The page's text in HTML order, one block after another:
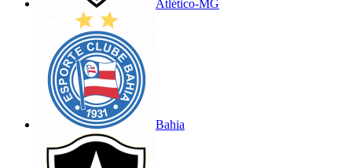
Atlético-MG
Bahia